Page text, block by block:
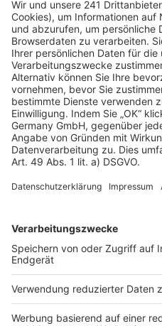
Barrierefreiheit
Cookie Einstellungen
Rechtliches
AGB-Übersicht
Datenschutz
Impressum
Services
Bauprojekt-Quiz
Häuser-Suche
Hausanbieter-Suche
Bauprojekt-Profil